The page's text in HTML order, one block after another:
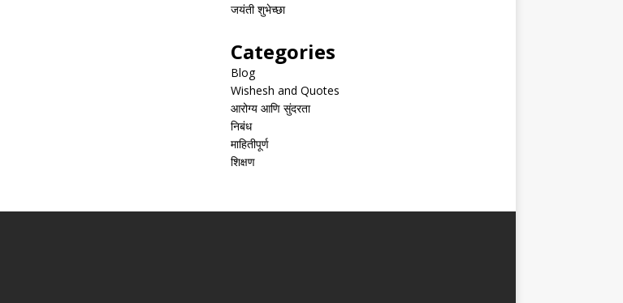
जयंती शुभेच्छा
Categories
Blog
Wishesh and Quotes
आरोग्य आणि सुंदरता
निबंध
माहितीपूर्ण
शिक्षण